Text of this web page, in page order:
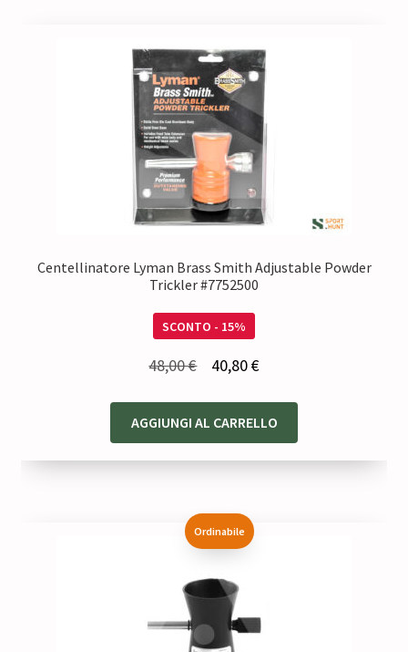
Centellinatore Lyman Brass Smith Adjustable Powder
Trickler #7752500
SCONTO - 15%
48,00€
originale
era:
40,80€Il
attuale
è:
AGGIUNGI AL CARRELLO
Ordinabile